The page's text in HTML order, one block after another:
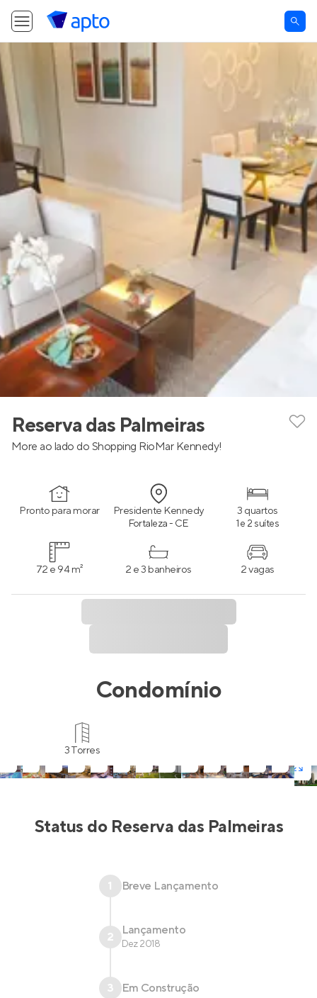
Reserva das Palmeiras
More ao lado do Shopping RioMar Kennedy!
Pronto para morar Presidente Kennedy
Fortaleza - CE
3 quartos
1 e 2 suítes
72 e 94 m² 2 e 3 banheiros 2 vagas
Condomínio
3 Torres
Status do Reserva das Palmeiras
1 Breve Lançamento
2 Lançamento
Dez 2018
3 Em Construção